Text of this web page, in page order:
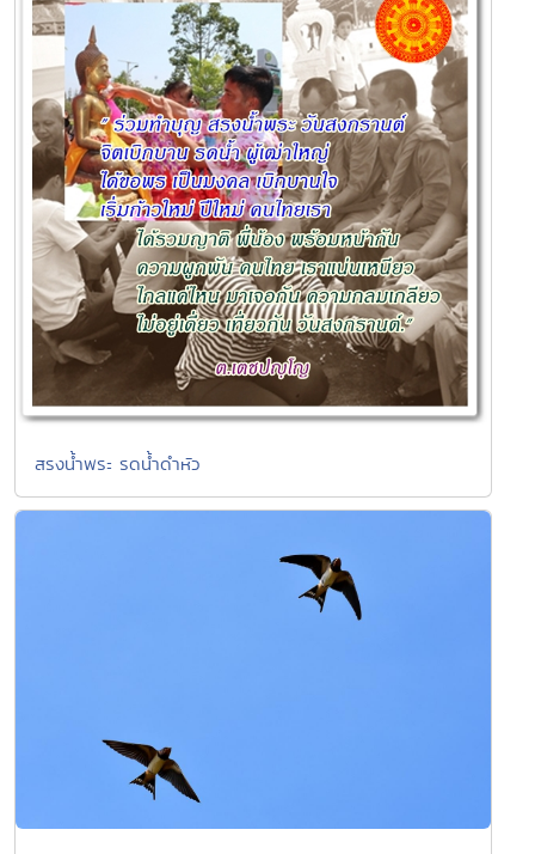
สรงน้ำพระ รดน้ำดำหัว